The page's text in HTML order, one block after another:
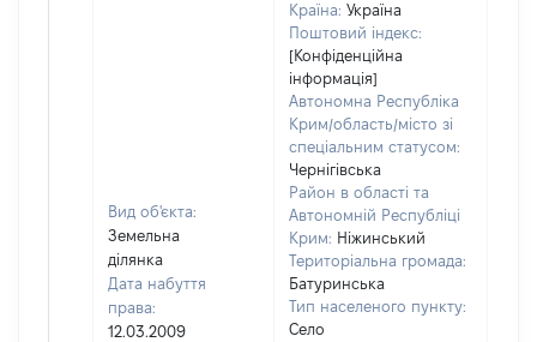
Вид об'єкта:
Земельна
ділянка
Дата набуття
права:
12.03.2009
Країна: Україна
Поштовий індекс:
[Конфіденційна
інформація]
Автономна Республіка
Крим/область/місто зі
спеціальним статусом:
Чернігівська
Район в області та
Автономній Республіці
Крим: Ніжинський
Територіальна громада:
Батуринська
Тип населеного пункту:
Село